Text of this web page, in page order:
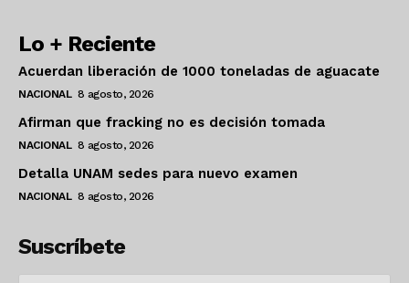
Lo + Reciente
Acuerdan liberación de 1000 toneladas de aguacate
NACIONAL 8 agosto, 2026
Afirman que fracking no es decisión tomada
NACIONAL 8 agosto, 2026
Detalla UNAM sedes para nuevo examen
NACIONAL 8 agosto, 2026
Suscríbete